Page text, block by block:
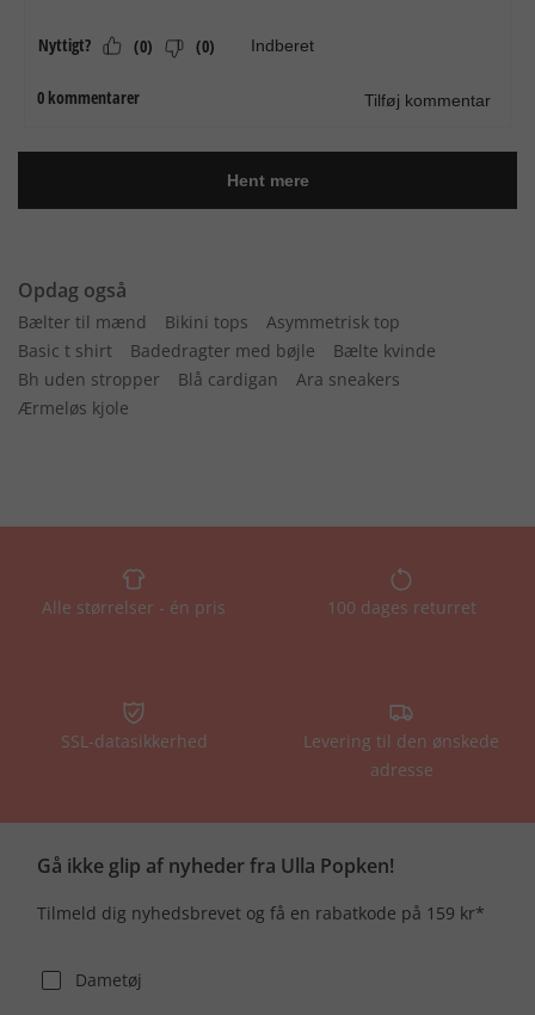
Opdag også
Bælter til mænd Bikini tops
Asymmetrisk top
Basic t shirt
Badedragter med bøjle
Bælte kvinde
Bh uden stropper
Blå cardigan
Ara sneakers
Ærmeløs kjole
Alle størrelser - én pris 100 dages returret
SSL-datasikkerhed
Levering til den ønskede
adresse
Gå ikke glip af nyheder fra Ulla Popken!
Tilmeld dig nyhedsbrevet og få en rabatkode på 159 kr*
Dametøj